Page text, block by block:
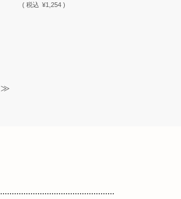
(税込 ¥1,254 )
≫